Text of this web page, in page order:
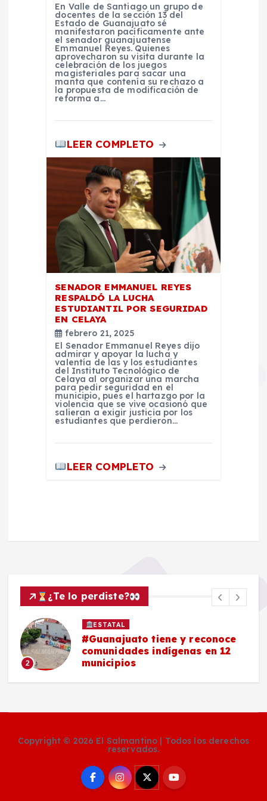
En Valle de Santiago un grupo de
docentes de la sección 13 del
Estado de Guanajuato sé
manifestaron pacíficamente ante
el senador guanajuatense
Emmanuel Reyes. Quienes
aprovecharon su visita durante la
celebración de los juegos
magisteriales para sacar una
manta que contenía su rechazo a
la propuesta de modificación de
reforma a…
LEER COMPLETO
SENADOR EMMANUEL REYES
RESPALDÓ LA LUCHA
ESTUDIANTIL POR SEGURIDAD
EN CELAYA
febrero 21, 2025
El Senador Emmanuel Reyes dijo
admirar y apoyar la lucha y
valentía de las y los estudiantes
del Instituto Tecnológico de
Celaya al organizar una marcha
para pedir seguridad en el
municipio, pues el hartazgo por la
violencia que se vive ocasionó que
salieran a exigir justicia por los
estudiantes que perdieron…
LEER COMPLETO
¿Te lo perdiste?
2
ESTATAL
#Guanajuato tiene y reconoce
comunidades indígenas en 12
municipios
Copyright © 2026 El Salmantino | Todos los derechos
reservados.